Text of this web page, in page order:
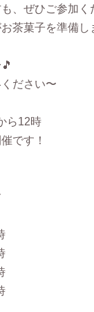
、ぜひご参加く
茶菓子を準備し
ださい〜
ら12時
です！